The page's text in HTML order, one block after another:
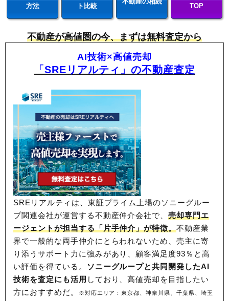
方法
ト比較
TOP
不動産が高値圏の今、まずは無料査定から
AI技術×高値売却
「SREリアルティ」の不動産査定
SREリアルティは、東証プライム上場のソニーグルー
プ関連会社が運営する不動産仲介会社で、売却専門エ
ージェントが担当する「片手仲介」が特徴。不動産業
界で一般的な両手仲介にとらわれないため、売主に寄
り添うサポート力に強みがあり、顧客満足度93％と高
い評価を得ている。 ソニーグループと共同開発したAI
技術を査定にも活用 しており、高値売却を目指したい
方におすすめだ。
※対応エリア：東京都、神奈川県、千葉県、埼玉